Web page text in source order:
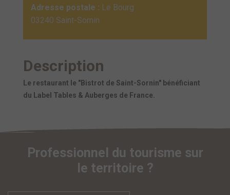
Adresse postale : Le Bourg
03240 Saint-Sornin
Description
Le restaurant le "Bistrot de Saint-Sornin" bénéficiant
du Label Tables & Auberges de France.
Professionnel du tourisme sur
le territoire ?